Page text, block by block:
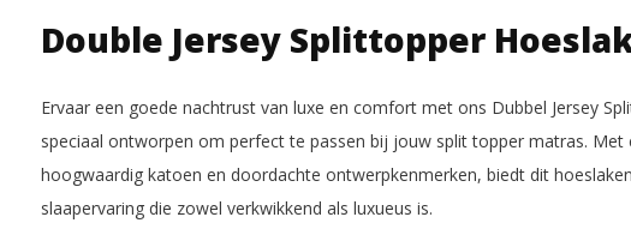
Double Jersey Splittopper
Ervaar een goede nachtrust van luxe en comfort met ons Dubbel Jersey
speciaal ontworpen om perfect te passen bij jouw split topper matras. Met
hoogwaardig katoen en doordachte ontwerpkenmerken, biedt dit
slaapervaring die zowel verkwikkend als luxueus is.